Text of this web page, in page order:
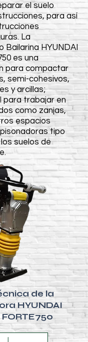
el suelo
para así
La
Bailarina HYUNDAI
es una
para compactar
semi-cohesivos,
y arcillas;
para trabajar en
como zanjas,
espacios
tipo
los suelos de
de la
HYUNDAI